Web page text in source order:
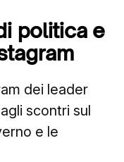
politica e
dei leader
scontri sul
e le